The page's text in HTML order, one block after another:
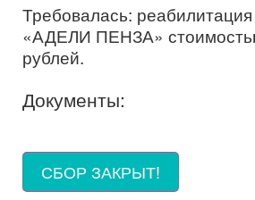
Требовалась:
«АДЕЛИ ПЕНЗА»
рублей.
Документы:
СБОР ЗАКРЫТ!